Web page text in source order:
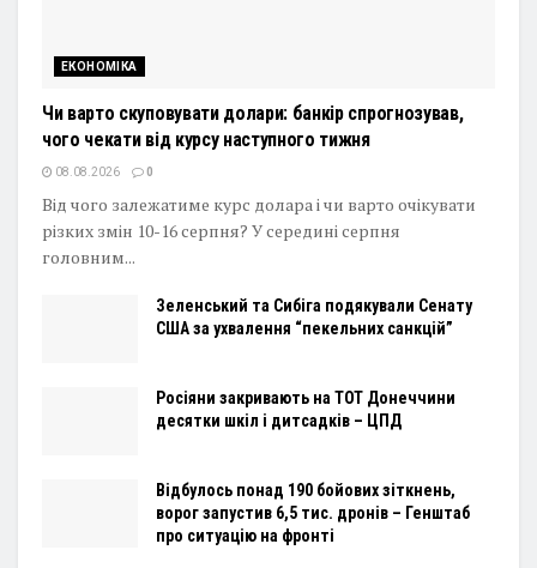
ЕКОНОМІКА
Чи варто скуповувати долари: банкір спрогнозував,
чого чекати від курсу наступного тижня
08.08.2026 0
Від чого залежатиме курс долара і чи варто очікувати
різких змін 10-16 серпня? У середині серпня
головним...
Зеленський та Сибіга подякували Сенату
США за ухвалення “пекельних санкцій”
Росіяни закривають на ТОТ Донеччини
десятки шкіл і дитсадків – ЦПД
Відбулось понад 190 бойових зіткнень,
ворог запустив 6,5 тис. дронів – Генштаб
про ситуацію на фронті